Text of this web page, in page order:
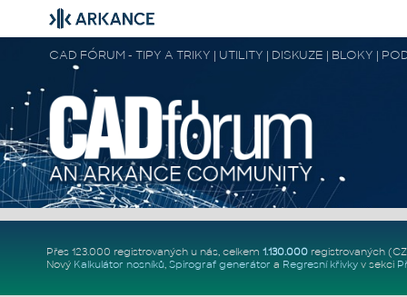
CAD FÓRUM - TIPY A TRIKY | UTILITY | DISKUZE | BLOKY |
Přes 123.000 registrovaných u nás, celkem 1.130.000registrovaných
Nový Kalkulátor nosníků, Spirograf generátor a Regresní křivkyv sekci